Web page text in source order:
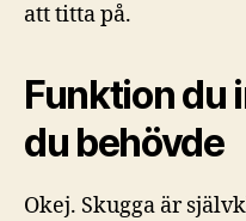
att titta på.
Funktion du
du behövde
Okej. Skugga är